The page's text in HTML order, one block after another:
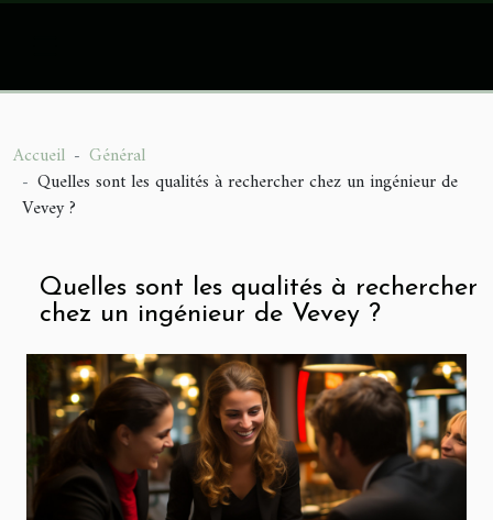
Accueil
Général
Quelles sont les qualités à rechercher chez un ingénieur de
Vevey ?
Quelles sont les qualités à rechercher
chez un ingénieur de Vevey ?